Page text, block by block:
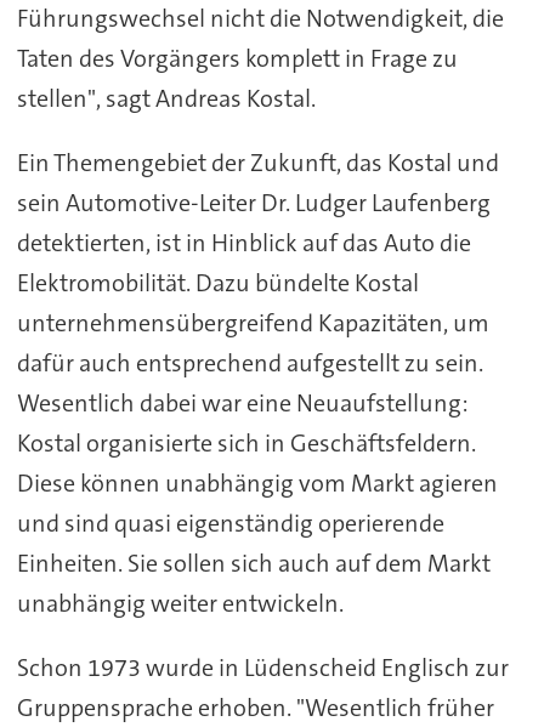
Führungswechsel nicht die Notwendigkeit, die
Taten des Vorgängers komplett in Frage zu
stellen", sagt Andreas Kostal.
Ein Themengebiet der Zukunft, das Kostal und
sein Automotive-Leiter Dr. Ludger Laufenberg
detektierten, ist in Hinblick auf das Auto die
Elektromobilität. Dazu bündelte Kostal
unternehmensübergreifend Kapazitäten, um
dafür auch entsprechend aufgestellt zu sein.
Wesentlich dabei war eine Neuaufstellung:
Kostal organisierte sich in Geschäftsfeldern.
Diese können unabhängig vom Markt agieren
und sind quasi eigenständig operierende
Einheiten. Sie sollen sich auch auf dem Markt
unabhängig weiter entwickeln.
Schon 1973 wurde in Lüdenscheid Englisch zur
Gruppensprache erhoben. "Wesentlich früher